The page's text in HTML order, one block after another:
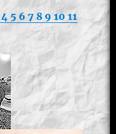
4 5 6 7 8 9 10 11